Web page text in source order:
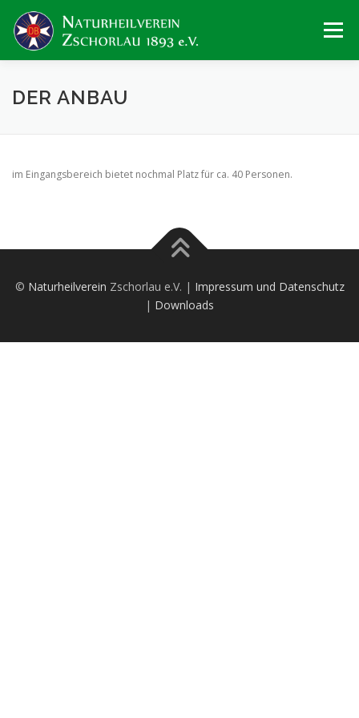
Inhalt
springen
Menü
ÜBER UNS AKTUELLES
DER ANBAU
im Eingangsbereich bietet nochmal Platz für ca. 40 Personen.
© Naturheilverein Zschorlau e.V. | Impressum und Datenschutz
| Downloads